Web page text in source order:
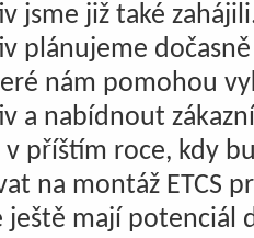
jsme již také
plánujeme
nám pomohou
a nabídnout
v příštím roce, kdy
na montáž ETCS
ještě mají potenciál